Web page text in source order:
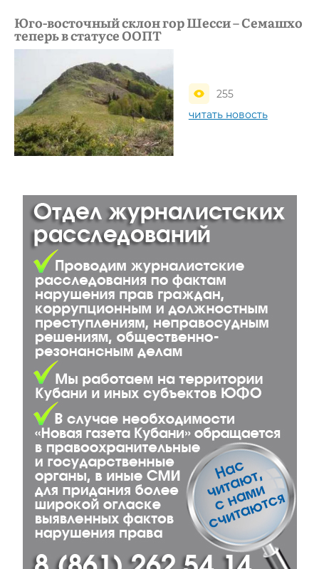
Юго-восточный склон гор Шесси – Семашхо
теперь в статусе ООПТ
255
читать новость